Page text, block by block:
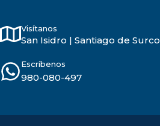
Visítanos
San Isidro | Santiago de Surco
Escríbenos
980-080-497